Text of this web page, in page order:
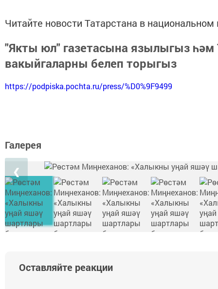
Читайте новости Татарстана в
"Якты юл" газетасына язылыгыз
вакыйгаларны белеп торыгыз
https://podpiska.pochta.ru/press/%D0%9F9499
Галерея
❮
Оставляйте реакции